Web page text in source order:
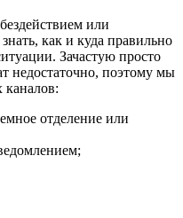
или
как и куда правильно
Зачастую просто
недостаточно, поэтому мы
отделение или